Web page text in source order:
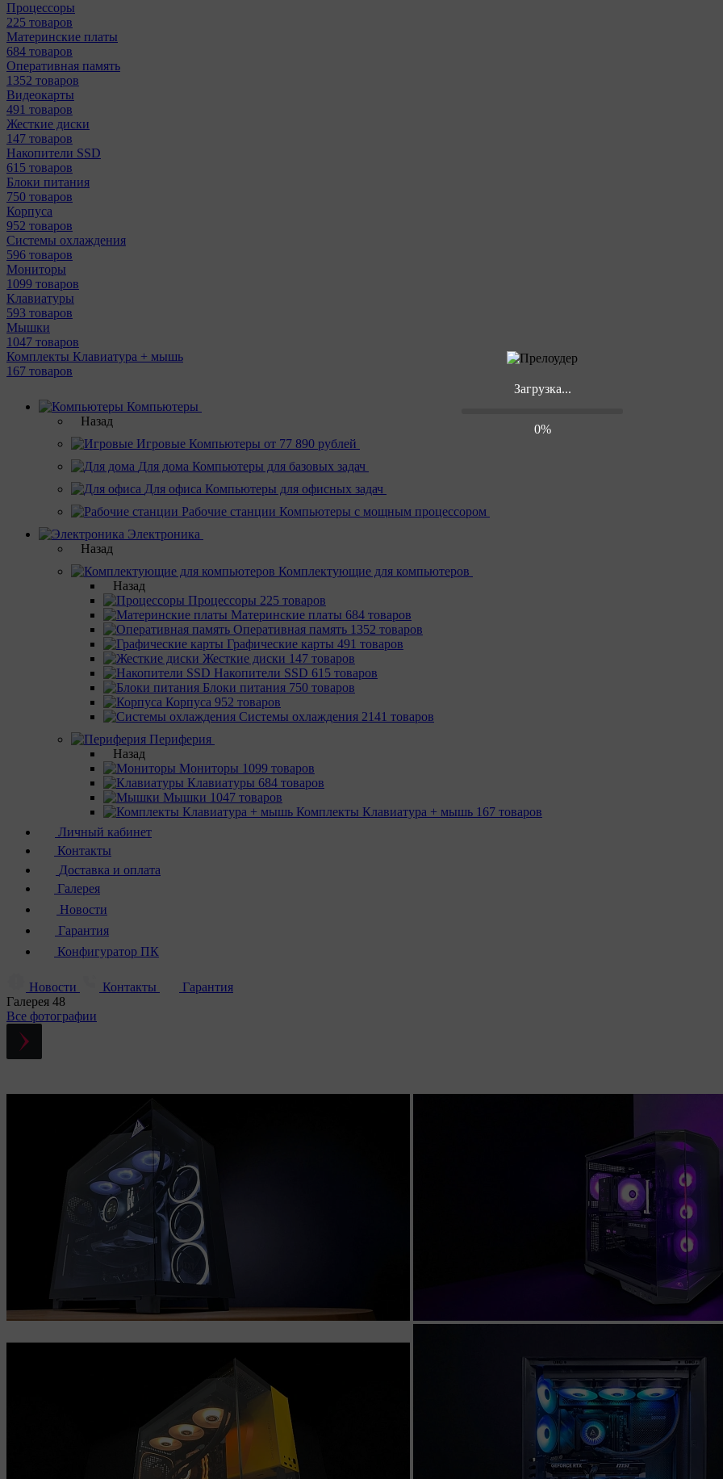
Загрузка...
0%
Процессоры
225 товаров
Материнcкие платы
684 товаров
Оперативная память
1352 товаров
Видеокарты
491 товаров
Жесткие диски
147 товаров
Накопители SSD
615 товаров
Блоки питания
750 товаров
Корпуса
952 товаров
Системы охлаждения
596 товаров
Мониторы
1099 товаров
Клавиатуры
593 товаров
Мышки
1047 товаров
Комплекты Клавиатура + мышь
167 товаров
Компьютеры
Назад
Игровые Компьютеры от 77 890 рублей
Для дома Компьютеры для базовых задач
Для офиса Компьютеры для офисных задач
Рабочие станции Компьютеры с мощным процессором
Электроника
Назад
Комплектующие для компьютеров
Назад
Процессоры 225 товаров
Материнcкие платы 684 товаров
Оперативная память 1352 товаров
Графические карты 491 товаров
Жесткие диски 147 товаров
Накопители SSD 615 товаров
Блоки питания 750 товаров
Корпуса 952 товаров
Системы охлаждения 2141 товаров
Периферия
Назад
Мониторы 1099 товаров
Клавиатуры 684 товаров
Мышки 1047 товаров
Комплекты Клавиатура + мышь 167 товаров
Личный кабинет
Контакты
Доставка и оплата
Галерея
Новости
Гарантия
Конфигуратор ПК
Новости Контакты
Гарантия
Галерея 48
Все фотографии